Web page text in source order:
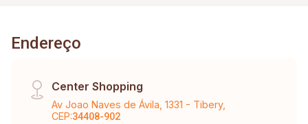
Endereço
Center Shopping
Av Joao Naves de Ávila, 1331 - Tibery,
CEP:34408-902